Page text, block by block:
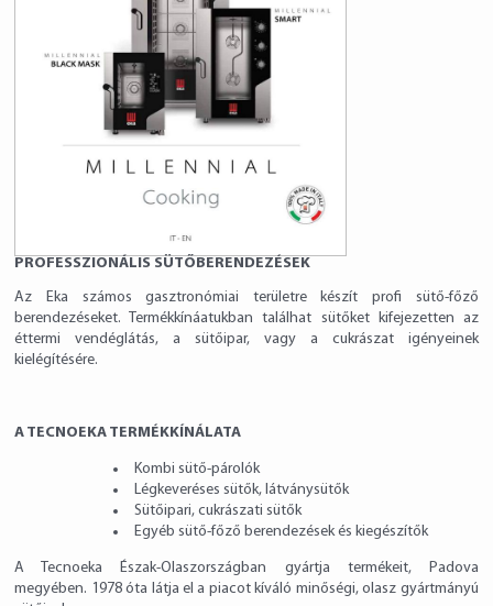
PROFESSZIONÁLIS SÜTŐBERENDEZÉSEK
Az Eka számos gasztronómiai területre készít profi sütő-főző
berendezéseket. Termékkínáatukban találhat sütőket kifejezetten az
éttermi vendéglátás, a sütőipar, vagy a cukrászat igényeinek
kielégítésére.
A TECNOEKA TERMÉKKÍNÁLATA
Kombi sütő-párolók
Légkeveréses sütők, látványsütők
Sütőipari, cukrászati sütők
Egyéb sütő-főző berendezések és kiegészítők
A Tecnoeka Észak-Olaszországban gyártja termékeit, Padova
megyében. 1978 óta látja el a piacot kíváló minőségi, olasz gyártmányú